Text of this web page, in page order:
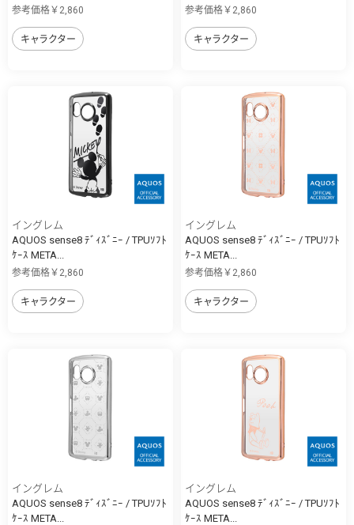
参考価格￥2,860
キャラクター
参考価格￥2,860
キャラクター
イングレム
AQUOS sense8 ﾃﾞｨｽﾞﾆｰ / TPUｿﾌﾄ
ｹｰｽ META...
参考価格￥2,860
キャラクター
イングレム
AQUOS sense8 ﾃﾞｨｽﾞﾆｰ / TPUｿﾌﾄ
ｹｰｽ META...
参考価格￥2,860
キャラクター
イングレム
AQUOS sense8 ﾃﾞｨｽﾞﾆｰ / TPUｿﾌﾄ
ｹｰｽ META...
イングレム
AQUOS sense8 ﾃﾞｨｽﾞﾆｰ / TPUｿﾌﾄ
ｹｰｽ META...